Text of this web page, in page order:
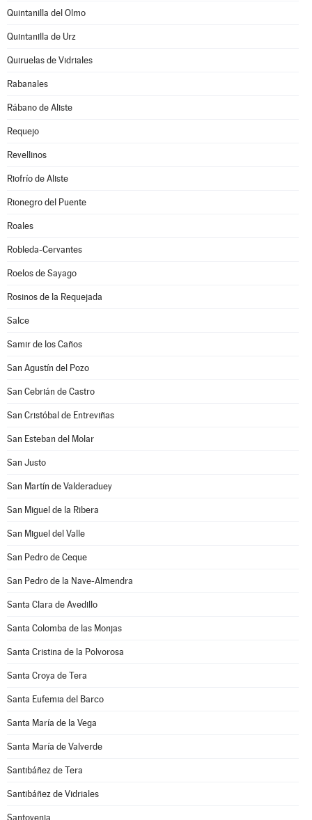
Quintanilla del Olmo
Quintanilla de Urz
Quiruelas de Vidriales
Rabanales
Rábano de Aliste
Requejo
Revellinos
Riofrío de Aliste
Rionegro del Puente
Roales
Robleda-Cervantes
Roelos de Sayago
Rosinos de la Requejada
Salce
Samir de los Caños
San Agustín del Pozo
San Cebrián de Castro
San Cristóbal de Entreviñas
San Esteban del Molar
San Justo
San Martín de Valderaduey
San Miguel de la Ribera
San Miguel del Valle
San Pedro de Ceque
San Pedro de la Nave-Almendra
Santa Clara de Avedillo
Santa Colomba de las Monjas
Santa Cristina de la Polvorosa
Santa Croya de Tera
Santa Eufemia del Barco
Santa María de la Vega
Santa María de Valverde
Santibáñez de Tera
Santibáñez de Vidriales
Santovenia